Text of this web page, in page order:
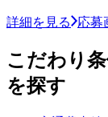
詳細を見る 応募
こだわり
を探す